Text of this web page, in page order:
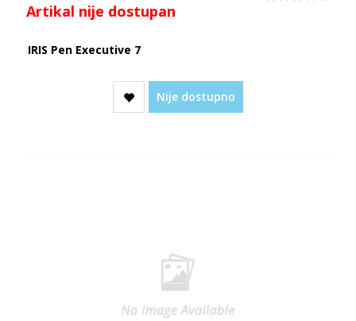
Artikal nije dostupan
IRIS Pen Executive 7
Nije dostupno